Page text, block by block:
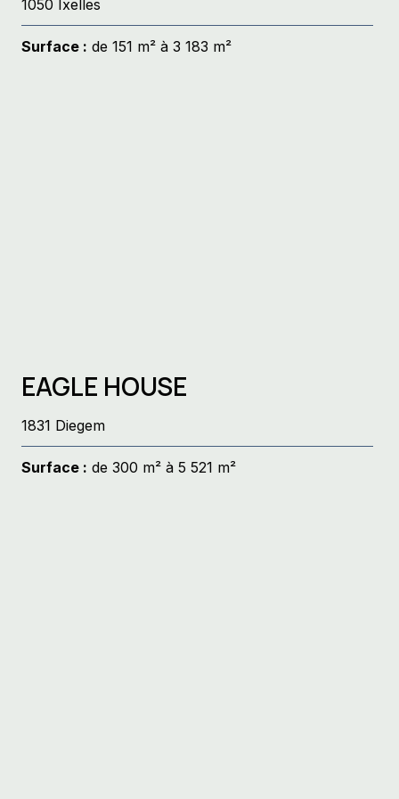
1050 Ixelles
Surface : de 151 m² à 3 183 m²
EAGLE HOUSE
1831 Diegem
Surface : de 300 m² à 5 521 m²